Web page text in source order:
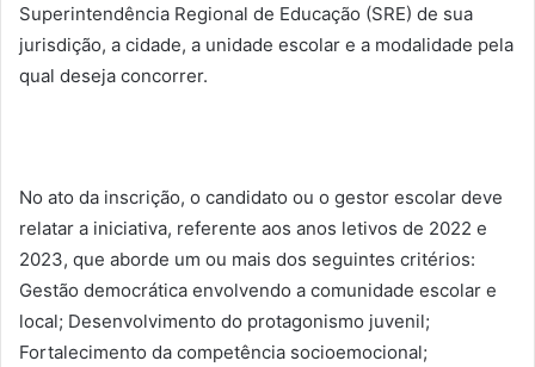
Superintendência Regional de Educação (SRE) de sua
jurisdição, a cidade, a unidade escolar e a modalidade pela
qual deseja concorrer.
No ato da inscrição, o candidato ou o gestor escolar deve
relatar a iniciativa, referente aos anos letivos de 2022 e
2023, que aborde um ou mais dos seguintes critérios:
Gestão democrática envolvendo a comunidade escolar e
local; Desenvolvimento do protagonismo juvenil;
Fortalecimento da competência socioemocional;